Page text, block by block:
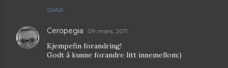
SVAR
Ceropegia 09 mars, 2011
Kjempefin forandring!
Godt å kunne forandre litt innemellom:)